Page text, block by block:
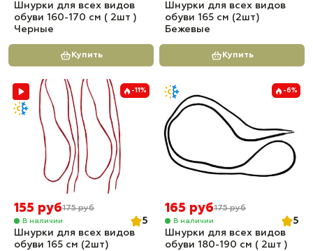
Шнурки для всех видов
обуви 160-170 см ( 2шт )
Черные
Купить
Шнурки для всех видов
обуви 165 см (2шт)
Бежевые
Купить
-11%
155 руб175 руб
В наличии
5
Шнурки для всех видов
обуви 165 см (2шт)
-6%
165 руб175 руб
В наличии
5
Шнурки для всех видов
обуви 180-190 см ( 2шт )